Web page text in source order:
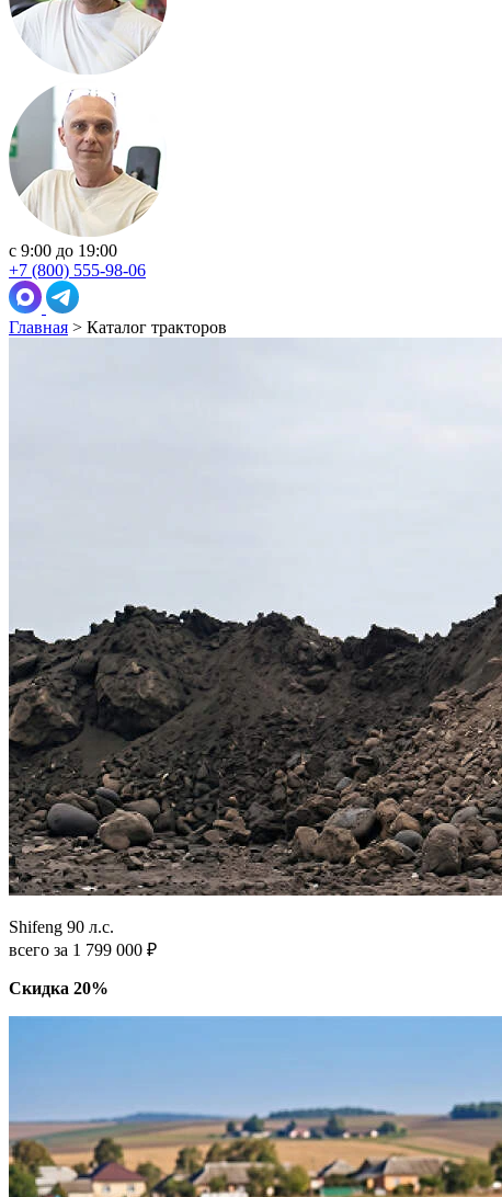
с 9:00 до 19:00
+7 (800) 555-98-06
Главная > Каталог тракторов
Shifeng 90 л.с.
всего за 1 799 000 ₽
Скидка 20%